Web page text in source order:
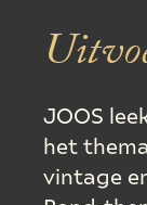
JOOS
het
vintage